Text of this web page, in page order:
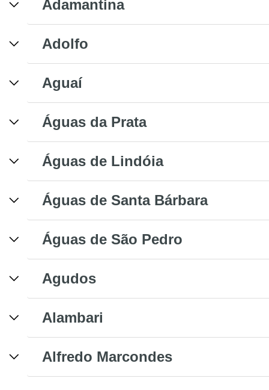
Adamantina
Adolfo
Aguaí
Águas da Prata
Águas de Lindóia
Águas de Santa Bárbara
Águas de São Pedro
Agudos
Alambari
Alfredo Marcondes